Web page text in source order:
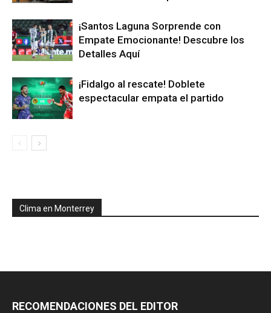
¡Santos Laguna Sorprende con
Empate Emocionante! Descubre los
Detalles Aquí
¡Fidalgo al rescate! Doblete
espectacular empata el partido
Clima en Monterrey
RECOMENDACIONES DEL EDITOR